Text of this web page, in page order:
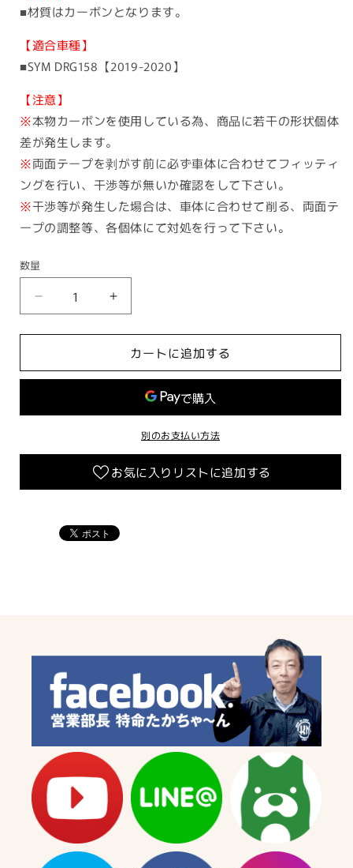
■材質はカーボンとなります。
【適合車種】
■SYM DRG158【2019-2020】
【注意】
※本物カーボンを使用している為、商品に若干の形状個体
差が発生します。
※両面テープを剥がす前に必ず車体に合わせてフィッティ
ングを行い、干渉等が無いか確認をして下さい。
※干渉等が発生した場合は、車体に合わせて削る、両面テ
ープの調整等、各個体にて対処を行って下さい。
数量
ー
ン
ジ
ー
ー
減
す
MOS
ー
ン
ジ
ー
タ
ー
バ
増
や
す
カートに追加する
別のお支払い方法
お気に入りリストに追加する